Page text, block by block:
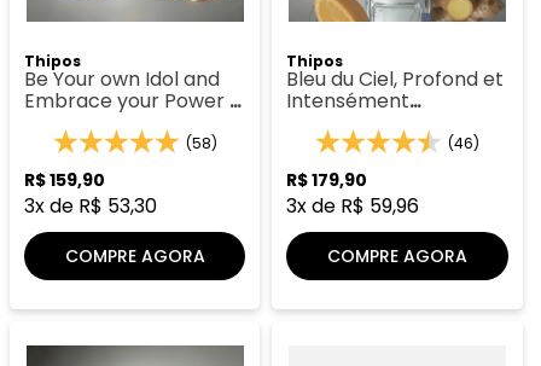
Thipos
Be Your own Idol and
Embrace your Power -
Thipos 121
(58)
R$159,90
3x de R$ 53,30
COMPRE AGORA
Thipos
Bleu du Ciel, Profond et
Intensément
Mystérieux - Thipos 101
(46)
R$179,90
3x de R$ 59,96
COMPRE AGORA